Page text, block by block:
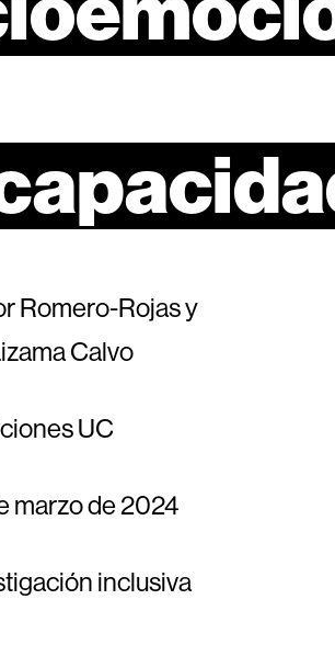
Romero-Rojas y
Calvo
UC
marzo de 2024
inclusiva